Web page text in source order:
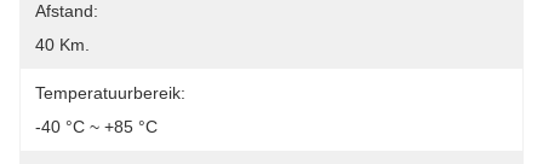
Afstand:
40 Km.
Temperatuurbereik:
-40 °C ~ +85 °C